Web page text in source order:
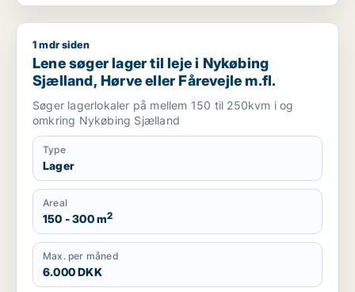
Lene søger lager til leje i Nykøbing Sjælland, Hørve eller
1 mdr siden
Lene søger lager til leje i Nykøbing
Sjælland, Hørve eller Fårevejle m.fl.
Søger lagerlokaler på mellem 150 til 250kvm i og
omkring Nykøbing Sjælland
Type
Lager
Areal
150 - 300 m2
Max. per måned
6.000 DKK